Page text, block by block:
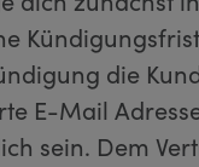
die
E-Mail
sein. Dem